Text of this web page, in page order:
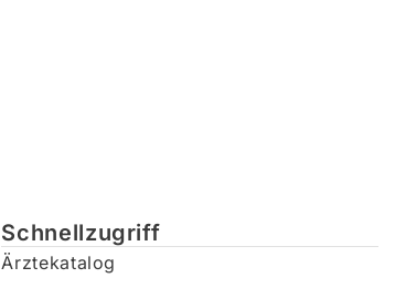
Schnellzugriff
Ärztekatalog